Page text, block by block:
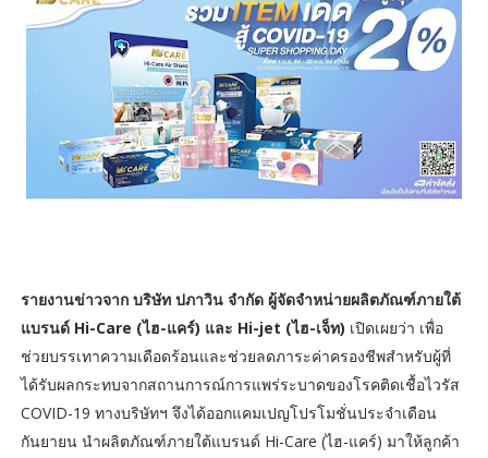
รายงานข่าวจาก บริษัท ปภาวิน จำกัด ผู้จัดจำหน่ายผลิตภัณฑ์ภายใต้
แบรนด์ Hi-Care (ไฮ-แคร์) และ Hi-jet (ไฮ-เจ็ท) เปิดเผยว่า เพื่อ
ช่วยบรรเทาความเดือดร้อนและช่วยลดภาระค่าครองชีพสำหรับผู้ที่
ได้รับผลกระทบจากสถานการณ์การแพร่ระบาดของโรคติดเชื้อไวรัส
COVID-19 ทางบริษัทฯ จึงได้ออกแคมเปญโปรโมชั่นประจำเดือน
กันยายน นำผลิตภัณฑ์ภายใต้แบรนด์ Hi-Care (ไฮ-แคร์) มาให้ลูกค้า